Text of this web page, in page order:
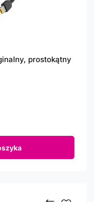
prostokątny